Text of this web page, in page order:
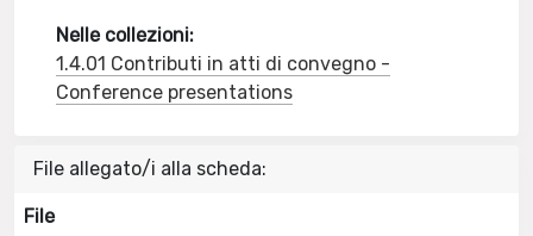
Nelle collezioni:
1.4.01 Contributi in atti di convegno -
Conference presentations
File allegato/i alla scheda:
File